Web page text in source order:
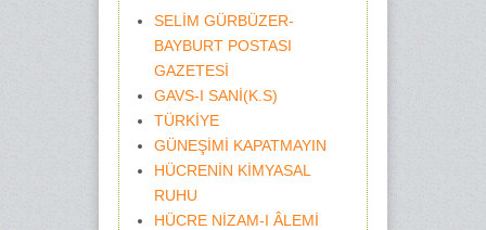
SELİM GÜRBÜZER-
BAYBURT POSTASI
GAZETESİ
GAVS-I SANİ(K.S)
TÜRKİYE
GÜNEŞİMİ KAPATMAYIN
HÜCRENİN KİMYASAL
RUHU
HÜCRE NİZAM-I ÂLEMİ